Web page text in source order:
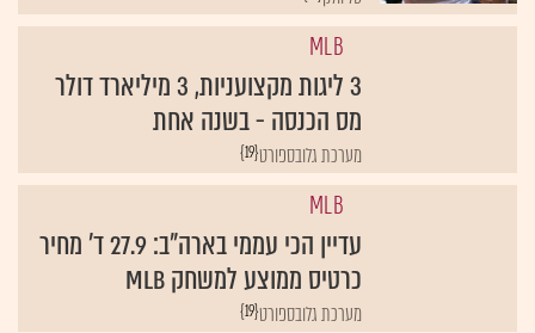
MLB
3 ליגות מקצועניות, 3 מיליארד דולר
מס הכנסה - בשנה אחת
{19}מערכת גלובספורט
MLB
עדיין הכי עממי בארה"ב: 27.9 ד' מחיר
כרטיס ממוצע למשחק MLB
{19}מערכת גלובספורט